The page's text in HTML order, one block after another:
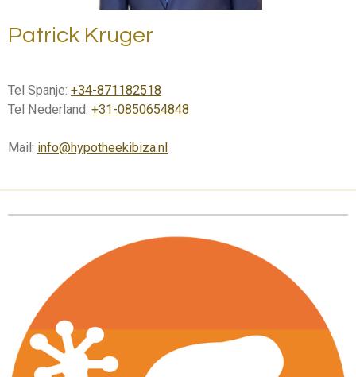
Patrick Kruger
Tel Spanje: +34-871182518
Tel Nederland: +31-0850654848
Mail: info@hypotheekibiza.nl